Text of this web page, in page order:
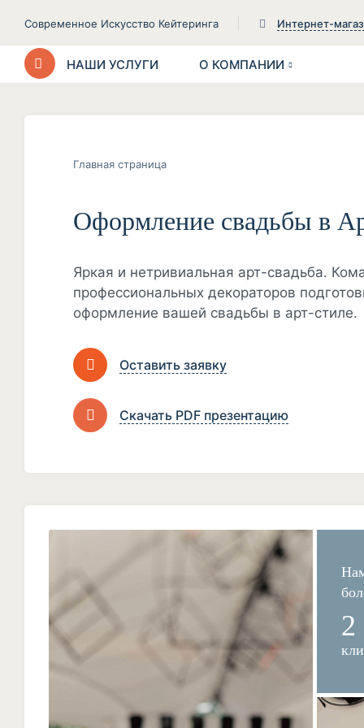
Современное Искусство Кейтеринга Интернет-
НАШИ УСЛУГИ О КОМПАНИИ
Главная страница
Оформление свадьбы в
Яркая и нетривиальная арт-свадьба.
профессиональных декораторов
оформление вашей свадьбы в арт-стиле.
Оставить заявку
Скачать PDF презентацию
2